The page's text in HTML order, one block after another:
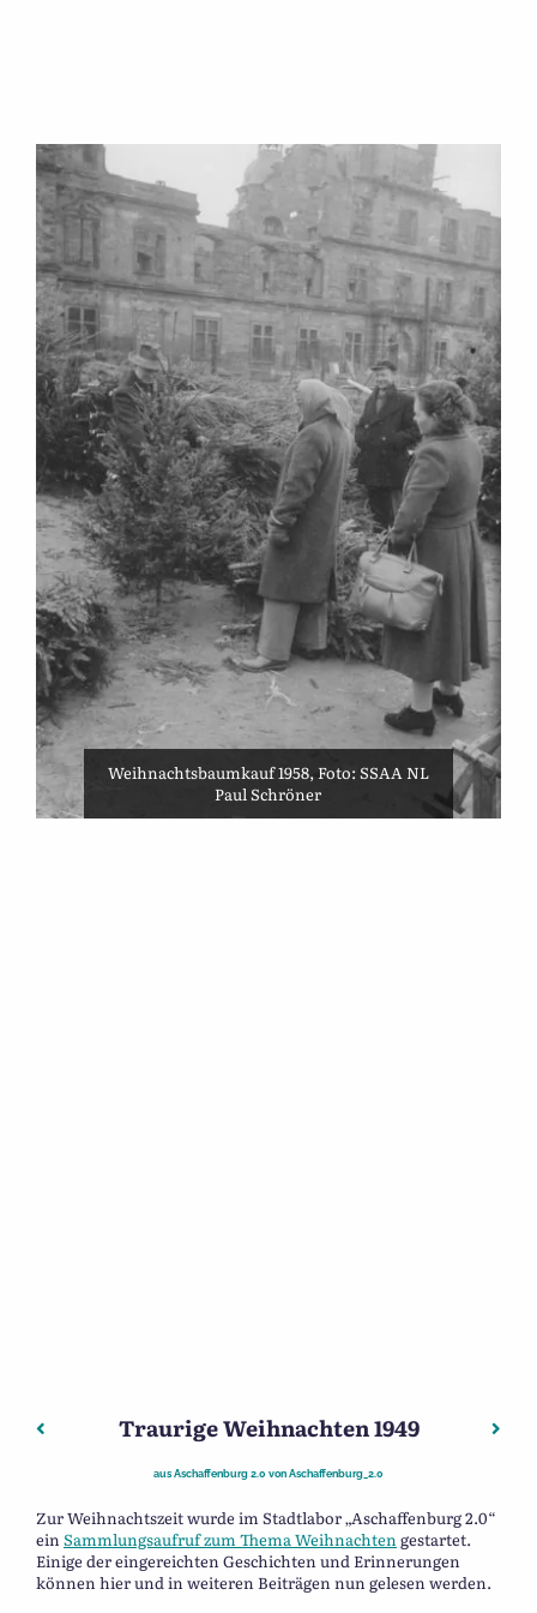
Weihnachtsbaumkauf 1958, Foto: SSAA NL
Paul Schröner
Beitragsnavigation
Vorheriger: Erinnerungen an die Weihnacht 1944
Traurige Weihnachten 1949
ausAschaffenburg 2.0 von Aschaffenburg_2.0
Zur Weihnachtszeit wurde im Stadtlabor „Aschaffenburg 2.0“
einSammlungsaufruf zum Thema Weihnachtengestartet.
Einige der eingereichten Geschichten und Erinnerungen
können hier und in weiteren Beiträgen nun gelesen werden.